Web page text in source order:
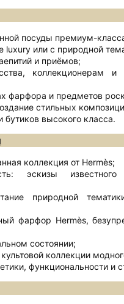
посуды премиум-
luxury или с природной
и приёмов;
коллекционерам и
фарфора и предметов
стильных
высокого класса.
коллекция от Hermès;
эскизы
природной
фарфор Hermès,
состоянии;
коллекции
функциональности и